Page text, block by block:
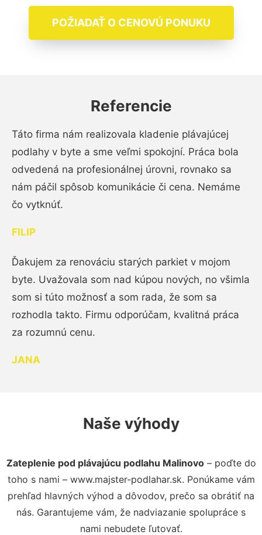
POŽIADAŤ O CENOVÚ PONUKU
Referencie
Táto firma nám realizovala kladenie plávajúcej
podlahy v byte a sme veľmi spokojní. Práca bola
odvedená na profesionálnej úrovni, rovnako sa
nám páčil spôsob komunikácie či cena. Nemáme
čo vytknúť.
FILIP
Ďakujem za renováciu starých parkiet v mojom
byte. Uvažovala som nad kúpou nových, no všimla
som si túto možnosť a som rada, že som sa
rozhodla takto. Firmu odporúčam, kvalitná práca
za rozumnú cenu.
JANA
Naše výhody
Zateplenie pod plávajúcu podlahu Malinovo– poďte do
toho s nami – www.majster-podlahar.sk. Ponúkame vám
prehľad hlavných výhod a dôvodov, prečo sa obrátiť na
nás. Garantujeme vám, že nadviazanie spolupráce s
nami nebudete ľutovať.